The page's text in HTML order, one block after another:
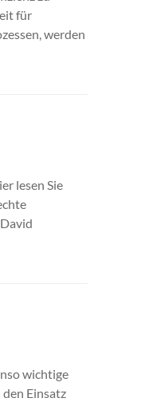
für
werden
lesen Sie
wichtige
Einsatz